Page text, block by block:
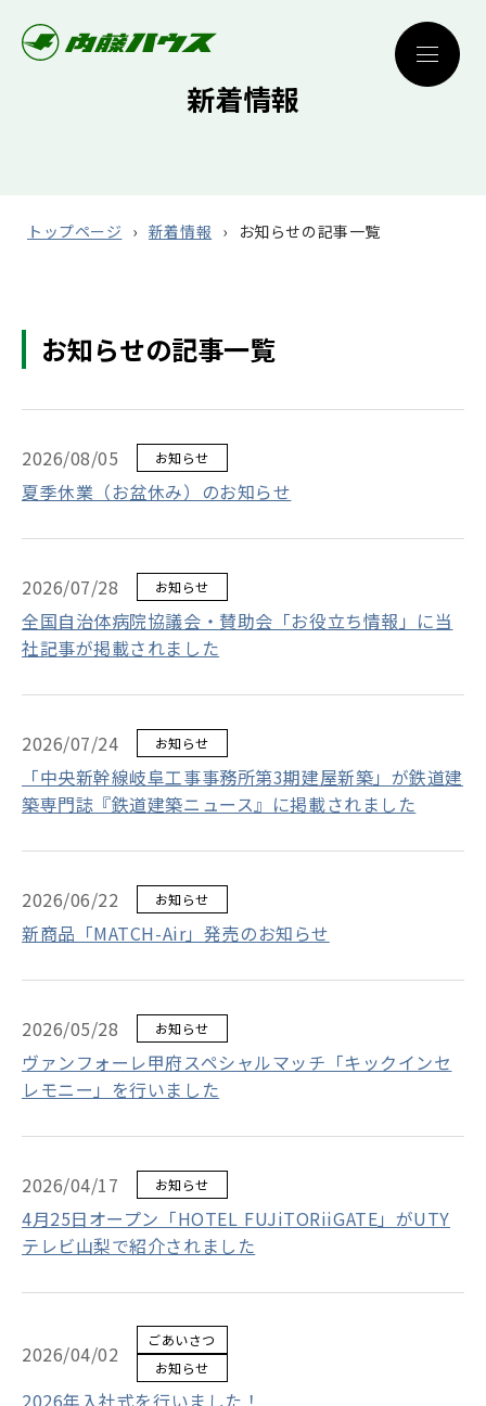
新着情報
トップページ 新着情報 お知らせの記事一覧
お知らせの記事一覧
2026/08/05 お知らせ
夏季休業（お盆休み）のお知らせ
2026/07/28 お知らせ
全国自治体病院協議会・賛助会「お役立ち情報」に当
社記事が掲載されました
2026/07/24 お知らせ
「中央新幹線岐阜工事事務所第3期建屋新築」が鉄道建
築専門誌『鉄道建築ニュース』に掲載されました
2026/06/22 お知らせ
新商品「MATCH-Air」発売のお知らせ
2026/05/28 お知らせ
ヴァンフォーレ甲府スペシャルマッチ「キックインセ
レモニー」を行いました
2026/04/17 お知らせ
4月25日オープン「HOTEL FUJiTORiiGATE」がUTY
テレビ山梨で紹介されました
2026/04/02
ごあいさつ
お知らせ
2026年入社式を行いました！